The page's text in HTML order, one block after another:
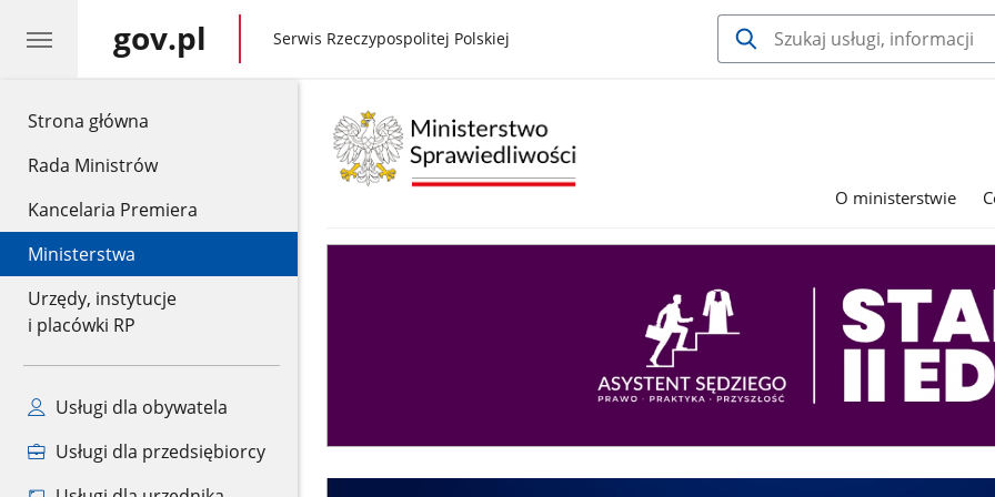
Strona główna
Rada Ministrów
Kancelaria Premiera
Ministerstwa
Urzędy, instytucje
i placówki RP
Usługi dla obywatela
Usługi dla przedsiębiorcy
gov.pl gov.pl
Serwis Rzeczypospolitej Polskiej
O ministerstwie